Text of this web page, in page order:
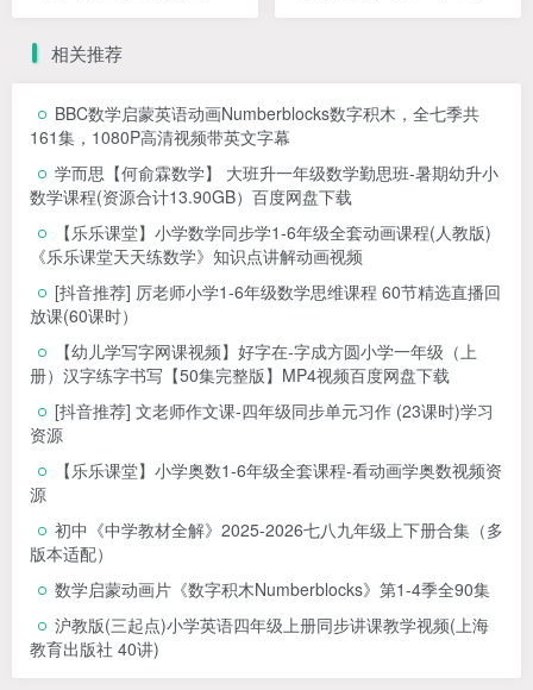
相关推荐
BBC数学启蒙英语动画Numberblocks数字积木，全七季共
161集，1080P高清视频带英文字幕
学而思【何俞霖数学】 大班升一年级数学勤思班-暑期幼升小
数学课程(资源合计13.90GB）百度网盘下载
【乐乐课堂】小学数学同步学1-6年级全套动画课程(人教版)
《乐乐课堂天天练数学》知识点讲解动画视频
[抖音推荐] 厉老师小学1-6年级数学思维课程 60节精选直播回
放课(60课时）
【幼儿学写字网课视频】好字在-字成方圆小学一年级（上
册）汉字练字书写【50集完整版】MP4视频百度网盘下载
[抖音推荐] 文老师作文课-四年级同步单元习作 (23课时)学习
资源
【乐乐课堂】小学奥数1-6年级全套课程-看动画学奥数视频资
源
初中《中学教材全解》2025-2026七八九年级上下册合集（多
版本适配）
数学启蒙动画片《数字积木Numberblocks》第1-4季全90集
沪教版(三起点)小学英语四年级上册同步讲课教学视频(上海
教育出版社 40讲)